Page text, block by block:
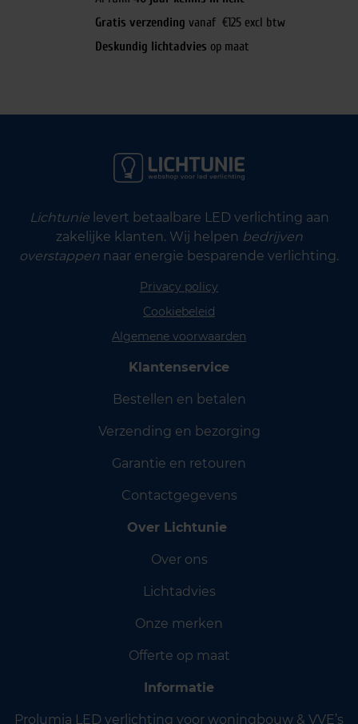
Gratis verzending vanaf €125 excl btw
Deskundig lichtadvies op maat
Lichtunielevert betaalbare LED verlichting aan
zakelijke klanten. Wij helpen bedrijven
overstappen naar energie besparende verlichting.
Privacy policy
Cookiebeleid
Algemene voorwaarden
Klantenservice
Bestellen en betalen
Verzending en bezorging
Garantie en retouren
Contactgegevens
Over Lichtunie
Over ons
Lichtadvies
Onze merken
Offerte op maat
Informatie
Prolumia LED verlichting voor woningbouw & VVE’s